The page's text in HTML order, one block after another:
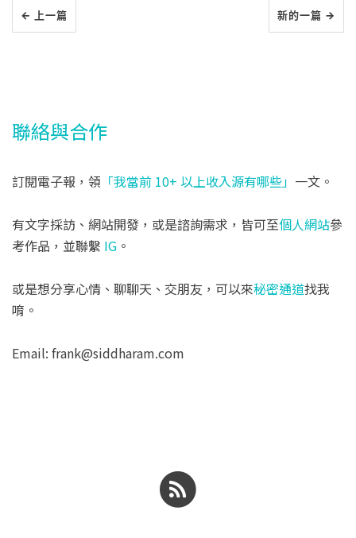
← 上一篇 新的一篇 →
聯絡與合作
訂閱電子報，領 「我當前 10+ 以上收入源有哪些」 一文。
有文字採訪、網站開發，或是諮詢需求，皆可至個人網站參
考作品，並聯繫 IG 。
或是想分享心情、聊聊天、交朋友，可以來秘密通道找我
唷。
Email: frank@siddharam.com